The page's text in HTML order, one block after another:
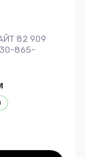
82 909
865-